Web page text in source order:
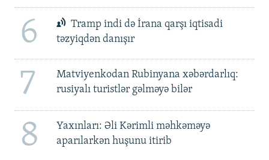
6
Tramp indi də İrana qarşı iqtisadi
təzyiqdən danışır
7
Matviyenkodan Rubinyana xəbərdarlıq:
rusiyalı turistlər gəlməyə bilər
8
Yaxınları: Əli Kərimli məhkəməyə
aparılarkən huşunu itirib